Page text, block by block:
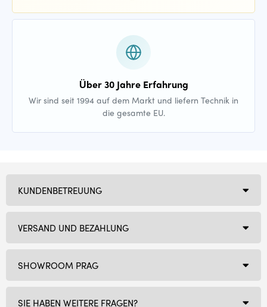
Über 30 Jahre Erfahrung
Wir sind seit 1994 auf dem Markt und liefern Technik in
die gesamte EU.
SHOWROOM PRAG
SIE HABEN WEITERE FRAGEN?
KUNDENBETREUUNG
VERSAND UND BEZAHLUNG